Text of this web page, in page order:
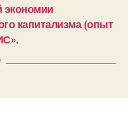
экономии
капитализма (опыт